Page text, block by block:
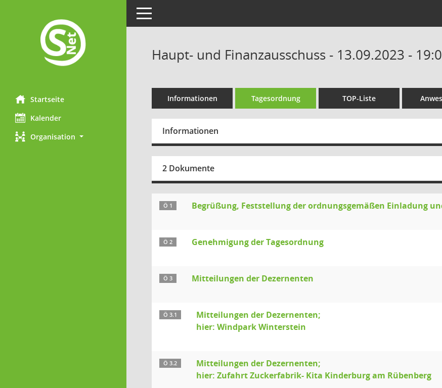
Startseite
Kalender
Organisation
Toggle navigation
Haupt- und Finanzausschuss - 13.09.2023 -
Informationen Tagesordnung TOP-Liste
Informationen
2 Dokumente
Ö 1 Begrüßung, Feststellung der ordnungsgemäßen Einladung
Ö 2 Genehmigung der Tagesordnung
Ö 3 Mitteilungen der Dezernenten
Ö 3.1
Mitteilungen der Dezernenten;
hier: Windpark Winterstein
Ö 3.2
Mitteilungen der Dezernenten;
hier: Zufahrt Zuckerfabrik- Kita Kinderburg am Rübenberg